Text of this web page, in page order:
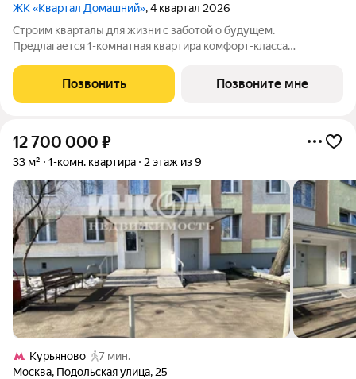
ЖК «Квартал Домашний», 4 квартал 2026
Строим кварталы для жизни с заботой о будущем.
Предлагается 1-комнатная квартира комфорт-класса
этаже, в жилом комплексе "Квартал Домашний".Застройщик
сдает квартиры с отделкой в нескольких
Позвонить Позвоните мне
12 700 000 ₽
33 м² 1-комн. квартира 2 этаж из 9
Курьяново
7 мин.
Москва, Подольская улица, 25